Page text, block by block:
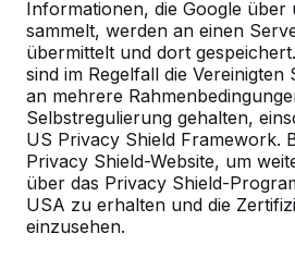
Informationen, die Google über
sammelt, werden an einen
übermittelt und dort
sind im Regelfall die Vereinigten
an mehrere
Selbstregulierung gehalten,
US Privacy Shield Framework.
Privacy Shield-Website, um
über das Privacy Shield-
USA zu erhalten und die
einzusehen.
ein HeBlad-Produkt in Ihrer
Produkt
Alles anzeigen
Kategorie
Alles anzeigen